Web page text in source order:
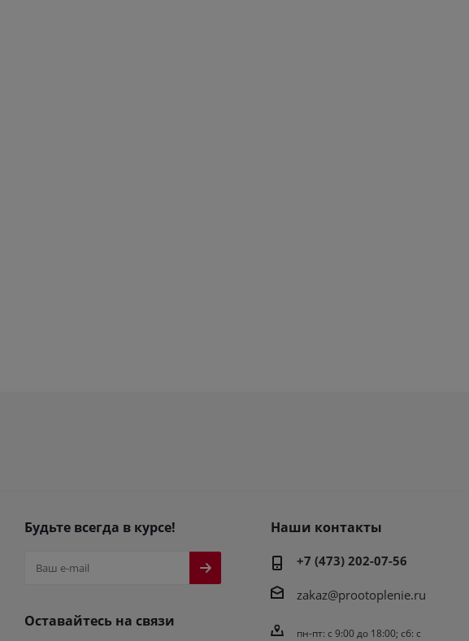
Будьте всегда в курсе!
Оставайтесь на связи
Наши контакты
+7 (473) 202-07-56
zakaz@prootoplenie.ru
пн-пт: c 9:00 до 18:00; сб: с